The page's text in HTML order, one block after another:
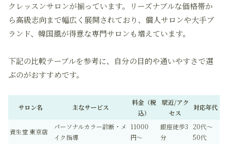
クレッスンサロンが揃っています。リーズナブルな価格帯か
ら高級志向まで幅広く展開されており、個人サロンや大手ブ
ランド、韓国風が得意な専門サロンも増えています。
下記の比較テーブルを参考に、自分の目的や通いやすさで選
ぶのがおすすめです。
サロン名 主なサービス
料金（税
込）
駅近/アク
セス
対応年代
資生堂 東京店
パーソナルカラー診断・メ
イク指導
11000
円〜
銀座徒歩3
分
20代〜
50代